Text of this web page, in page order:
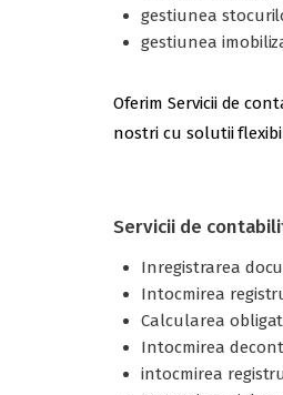
gestiunea
gestiunea
Oferim Servicii de
nostri cu solutii
Servicii de
Inregistrarea
Intocmirea
Calcularea
Intocmirea
intocmirea